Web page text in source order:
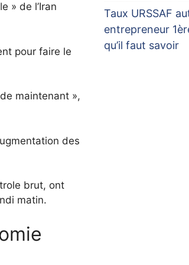
» de l’Iran
pour faire le
maintenant »,
des
brut, ont
matin.
Taux URSSAF
entrepreneur
qu’il faut savoir